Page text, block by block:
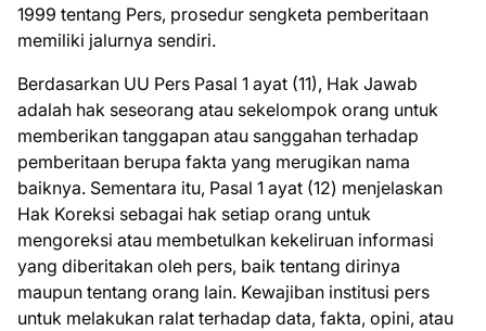
1999 tentang Pers, prosedur sengketa pemberitaan
memiliki jalurnya sendiri.
Berdasarkan UU Pers Pasal 1 ayat (11), Hak Jawab
adalah hak seseorang atau sekelompok orang untuk
memberikan tanggapan atau sanggahan terhadap
pemberitaan berupa fakta yang merugikan nama
baiknya. Sementara itu, Pasal 1 ayat (12) menjelaskan
Hak Koreksi sebagai hak setiap orang untuk
mengoreksi atau membetulkan kekeliruan informasi
yang diberitakan oleh pers, baik tentang dirinya
maupun tentang orang lain. Kewajiban institusi pers
untuk melakukan ralat terhadap data, fakta, opini, atau